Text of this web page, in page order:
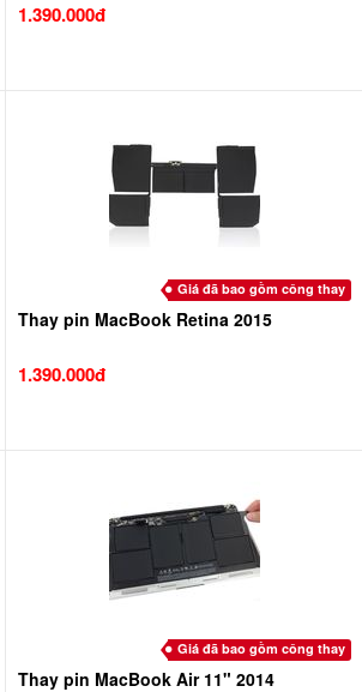
1.390.000đ
Giá đã bao gồm công thay
Thay pin MacBook Retina 2015
1.390.000đ
Giá đã bao gồm công thay
Thay pin MacBook Air 11" 2014